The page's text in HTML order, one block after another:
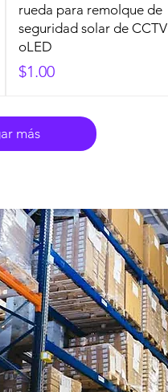
rueda para remolque de
seguridad solar de CCTV
oLED
Precio
$1.00
más